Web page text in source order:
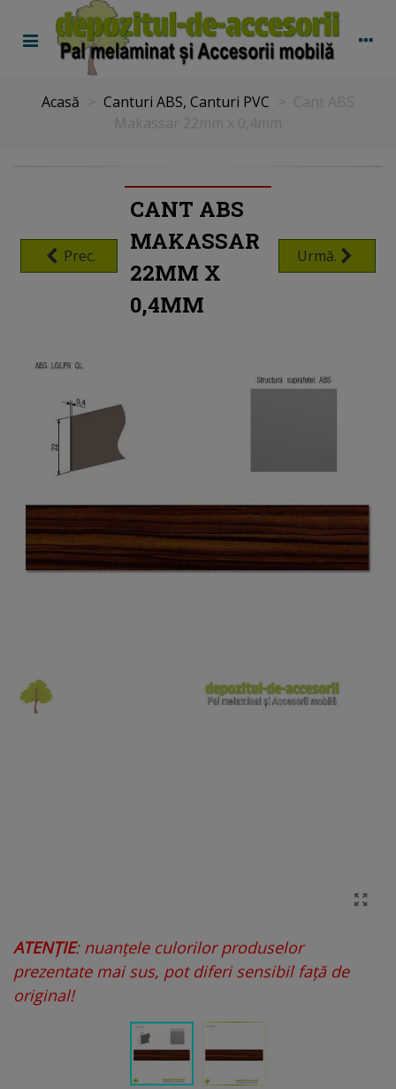
Acasă Canturi ABS, Canturi PVC
Prec.
CANT ABS
MAKASSAR
22MM X
0,4MM
Urmă.
ATENȚIE: nuanțele culorilor produselor
prezentate mai sus, pot diferi sensibil față de
original!